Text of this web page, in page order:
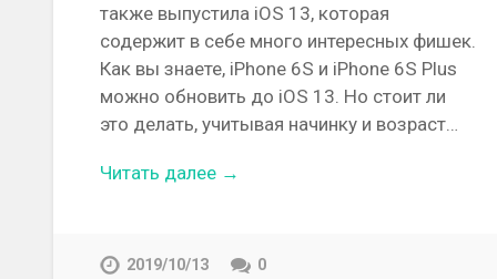
также выпустила iOS 13, которая
содержит в себе много интересных фишек.
Как вы знаете, iPhone 6S и iPhone 6S Plus
можно обновить до iOS 13. Но стоит ли
это делать, учитывая начинку и возраст…
Читать далее →
2019/10/13 0